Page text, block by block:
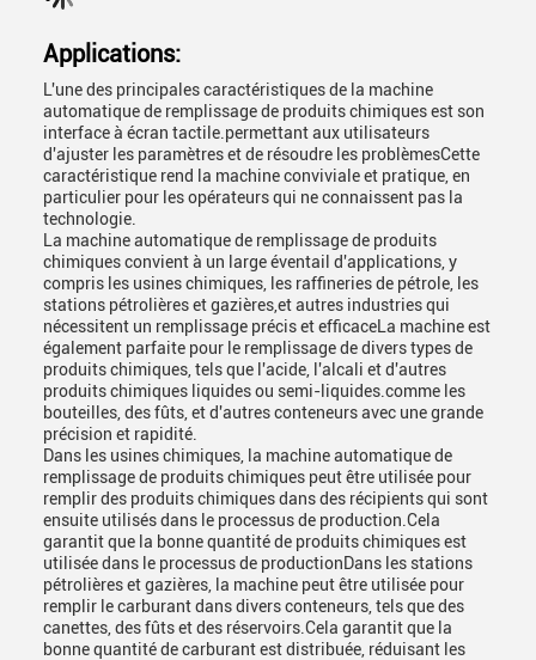
Applications:
L'une des principales caractéristiques de la machine
automatique de remplissage de produits chimiques est son
interface à écran tactile.permettant aux utilisateurs
d'ajuster les paramètres et de résoudre les problèmesCette
caractéristique rend la machine conviviale et pratique, en
particulier pour les opérateurs qui ne connaissent pas la
technologie.
La machine automatique de remplissage de produits
chimiques convient à un large éventail d'applications, y
compris les usines chimiques, les raffineries de pétrole, les
stations pétrolières et gazières,et autres industries qui
nécessitent un remplissage précis et efficaceLa machine est
également parfaite pour le remplissage de divers types de
produits chimiques, tels que l'acide, l'alcali et d'autres
produits chimiques liquides ou semi-liquides.comme les
bouteilles, des fûts, et d'autres conteneurs avec une grande
précision et rapidité.
Dans les usines chimiques, la machine automatique de
remplissage de produits chimiques peut être utilisée pour
remplir des produits chimiques dans des récipients qui sont
ensuite utilisés dans le processus de production.Cela
garantit que la bonne quantité de produits chimiques est
utilisée dans le processus de productionDans les stations
pétrolières et gazières, la machine peut être utilisée pour
remplir le carburant dans divers conteneurs, tels que des
canettes, des fûts et des réservoirs.Cela garantit que la
bonne quantité de carburant est distribuée, réduisant les